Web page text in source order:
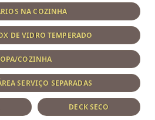
NA COZINHA
DE VIDRO TEMPERADO
COZINHA
SERVIÇO SEPARADAS
DECK SECO